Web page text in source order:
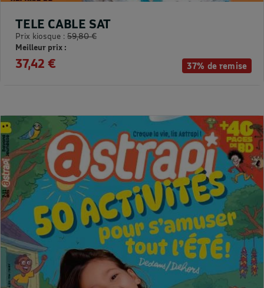
37% de remise
TELE CABLE SAT
Prix kiosque : 59,80 €
Meilleur prix :
37,42 €